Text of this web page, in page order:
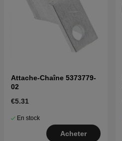
Attache-Chaîne 5373779-
02
€5.31
En stock
Acheter